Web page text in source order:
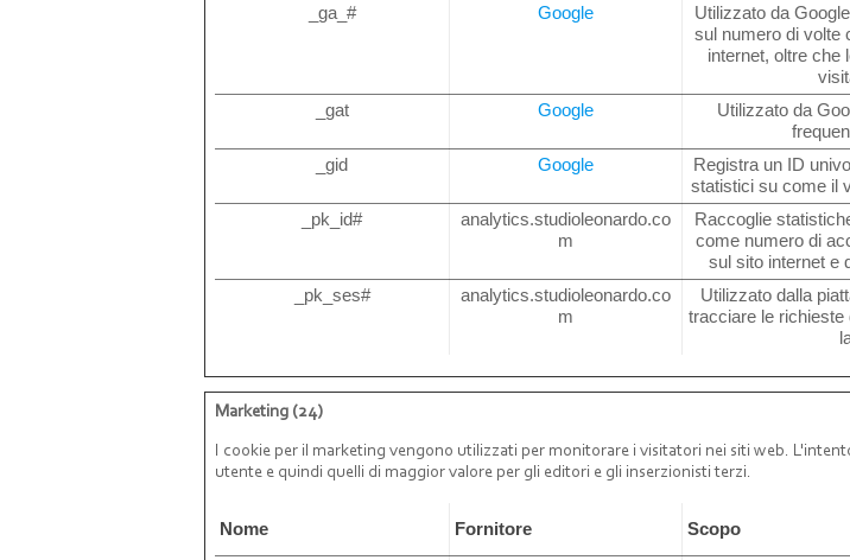
_ga_# Google
Utilizzato da
sul numero di volte
internet, oltre che
_gat Google
Utilizzato da
_gid Google
Registra un ID
statistici su come il
_pk_id#
analytics.studioleonardo.co
m
Raccoglie
come numero di
sul sito internet e
_pk_ses#
analytics.studioleonardo.co
m
Utilizzato dalla
tracciare le richieste
Marketing (24)
I cookie per il marketing vengono utilizzati per monitorare i visitatori nei siti web.
utente e quindi quelli di maggior valore per gli editori e gli inserzionisti terzi.
Nome Fornitore Scopo